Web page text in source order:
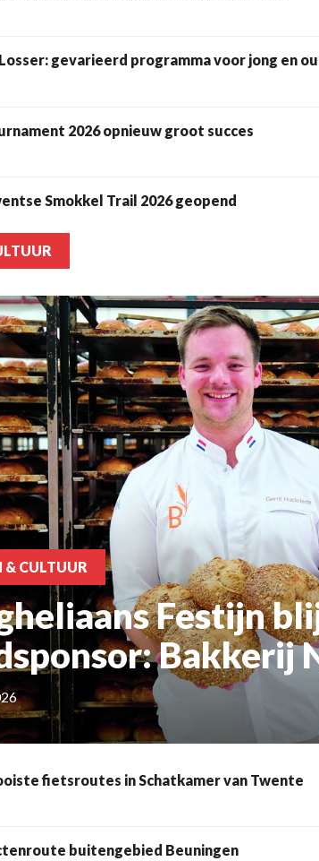
gevarieerd programma voor jong en
2026 opnieuw groot succes
Smokkel Trail 2026 geopend
CULTUUR
Festijn
Bakkerij
fietsroutes in Schatkamer van Twente
buitengebied Beuningen